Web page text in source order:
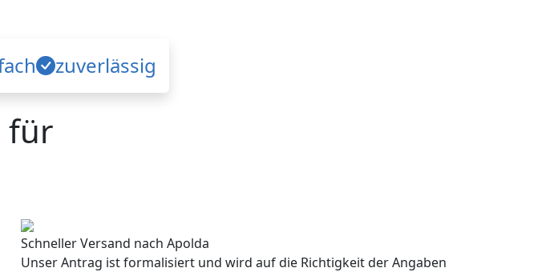
zuverlässig
für
Schneller Versand nach Apolda
Unser Antrag ist formalisiert und wird auf die Richtigkeit der Angaben